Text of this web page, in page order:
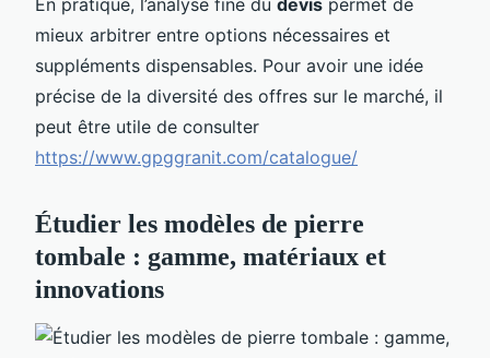
mieux arbitrer entre options nécessaires et
suppléments dispensables. Pour avoir une idée
précise de la diversité des offres sur le marché, il
peut être utile de consulter
https://www.gpggranit.com/catalogue/
Étudier les modèles de pierre
tombale : gamme, matériaux et
innovations